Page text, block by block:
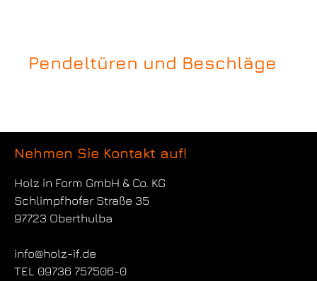
Pendeltüren und Beschläge
Nehmen Sie Kontakt auf!
Holz in Form GmbH & Co. KG
Schlimpfhofer Straße 35
97723 Oberthulba
info@holz-if.de
TEL 09736 757506-0